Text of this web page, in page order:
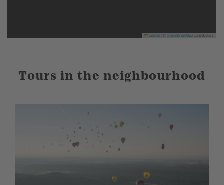
Leaflet OpenStreetMapcontributors
Tours in the neighbourhood